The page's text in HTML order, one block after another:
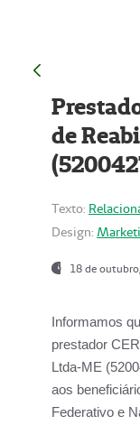
de
Texto:
Design:
18 de
Informamos
prestador
Ltda-ME
aos
Federativo e